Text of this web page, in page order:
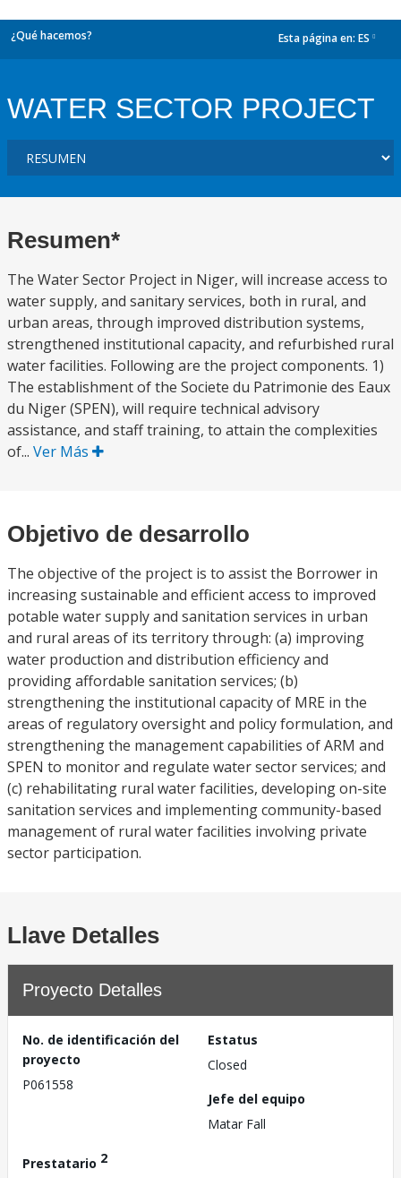
¿Qué hacemos? Esta página en: ES
WATER SECTOR PROJECT
Resumen*
The Water Sector Project in Niger, will increase access to
water supply, and sanitary services, both in rural, and
urban areas, through improved distribution systems,
strengthened institutional capacity, and refurbished rural
water facilities. Following are the project components. 1)
The establishment of the Societe du Patrimonie des Eaux
du Niger (SPEN), will require technical advisory
assistance, and staff training, to attain the complexities
of... Ver Más
Objetivo de desarrollo
The objective of the project is to assist the Borrower in
increasing sustainable and efficient access to improved
potable water supply and sanitation services in urban
and rural areas of its territory through: (a) improving
water production and distribution efficiency and
providing affordable sanitation services; (b)
strengthening the institutional capacity of MRE in the
areas of regulatory oversight and policy formulation, and
strengthening the management capabilities of ARM and
SPEN to monitor and regulate water sector services; and
(c) rehabilitating rural water facilities, developing on-site
sanitation services and implementing community-based
management of rural water facilities involving private
sector participation.
Llave Detalles
Proyecto Detalles
No. de identificación del
proyecto
P061558
Estatus
Closed
Jefe del equipo
Matar Fall
Prestatario 2